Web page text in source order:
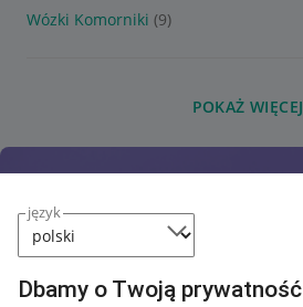
język
Dbamy o Twoją prywatność
Wózki Komorniki (9)
POKAŻ WIĘCEJ